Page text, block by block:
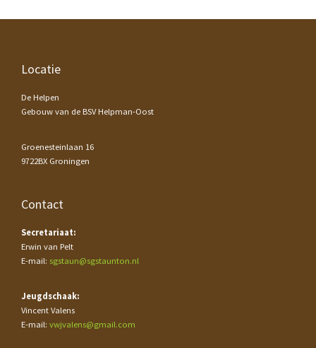
Footer
Locatie
De Helpen
Gebouw van de BSV Helpman-Oost
Groenesteinlaan 16
9722BX Groningen
Contact
Secretariaat:
Erwin van Pelt
E-mail: sgstaun@sgstaunton.nl
Jeugdschaak:
Vincent Valens
E-mail: vwjvalens@gmail.com